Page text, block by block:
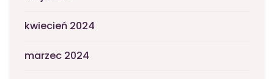
kwiecień 2024
marzec 2024